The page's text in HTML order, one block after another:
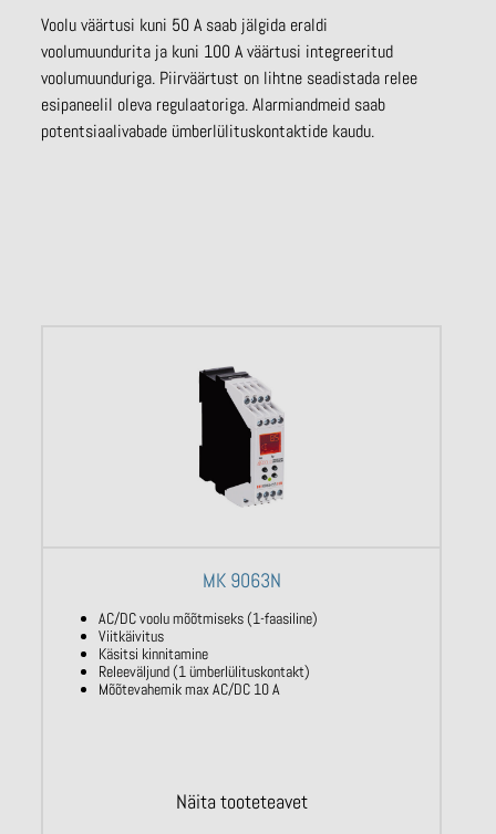
Voolu väärtusi kuni 50 A saab jälgida eraldi
voolumuundurita ja kuni 100 A väärtusi integreeritud
voolumuunduriga. Piirväärtust on lihtne seadistada relee
esipaneelil oleva regulaatoriga. Alarmiandmeid saab
potentsiaalivabade ümberlülituskontaktide kaudu.
MK 9063N
AC/DC voolu mõõtmiseks (1-faasiline)
Viitkäivitus
Käsitsi kinnitamine
Releeväljund (1 ümberlülituskontakt)
Mõõtevahemik max AC/DC 10 A
Näita tooteteavet